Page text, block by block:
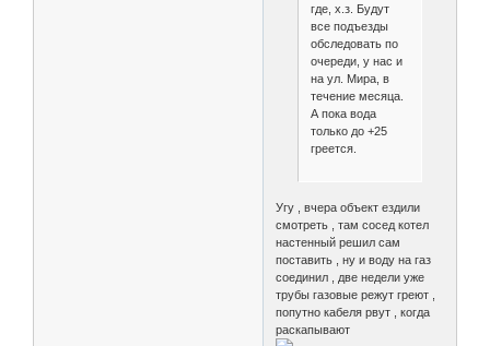
где, х.з. Будут
все подъезды
обследовать по
очереди, у нас и
на ул. Мира, в
течение месяца.
А пока вода
только до +25
греется.
Угу , вчера объект ездили
смотреть , там сосед котел
настенный решил сам
поставить , ну и воду на газ
соединил , две недели уже
трубы газовые режут греют ,
попутно кабеля рвут , когда
раскапывают